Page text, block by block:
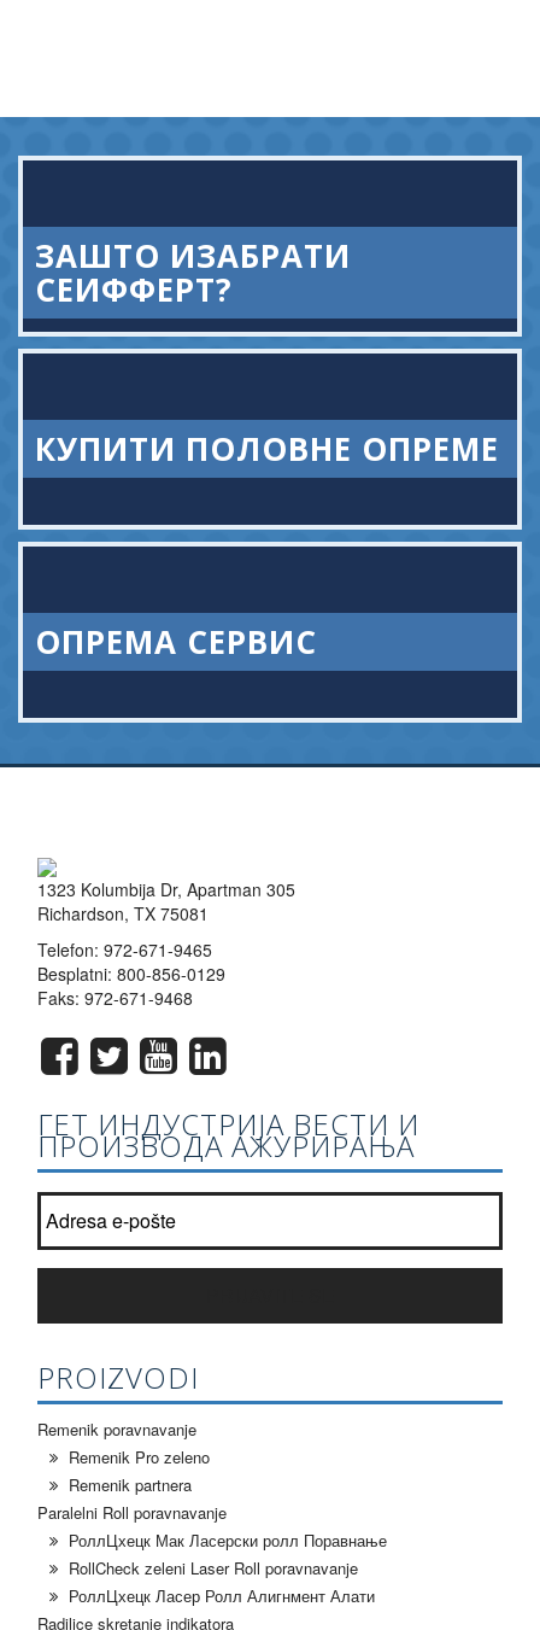
ЗАШТО ИЗАБРАТИ
СЕИФФЕРТ?
КУПИТИ ПОЛОВНЕ ОПРЕМЕ
ОПРЕМА СЕРВИС
1323 Kolumbija Dr, Apartman 305
Richardson, TX 75081
Telefon: 972-671-9465
Besplatni: 800-856-0129
Faks: 972-671-9468
ГЕТ ИНДУСТРИЈА ВЕСТИ И
ПРОИЗВОДА АЖУРИРАЊА
Придружите нашу листу билтен? *
PROIZVODI
Remenik poravnavanje
Remenik Pro zeleno
Remenik partnera
Paralelni Roll poravnavanje
РоллЦхецк Мак Ласерски ролл Поравнање
RollCheck zeleni Laser Roll poravnavanje
РоллЦхецк Ласер Ролл Алигнмент Алати
Radilice skretanje indikatora